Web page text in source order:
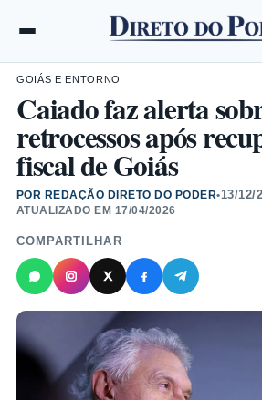
GOIÁS E ENTORNO
Caiado faz alerta
retrocessos após
fiscal de Goiás
POR REDAÇÃO DIRETO DO PODER•13/12/
ATUALIZADO EM 17/04/2026
COMPARTILHAR